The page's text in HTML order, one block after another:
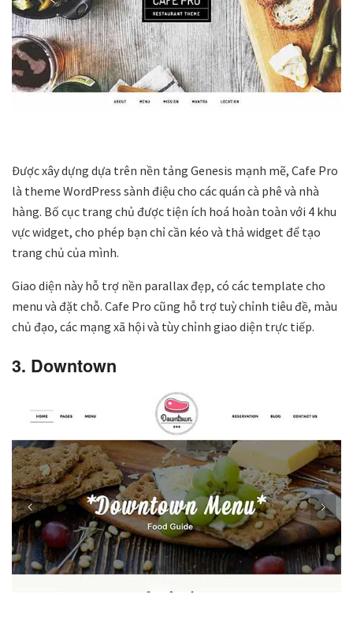
Được xây dựng dựa trên nền tảng Genesis mạnh mẽ, Cafe Pro
là theme WordPress sành điệu cho các quán cà phê và nhà
hàng. Bố cục trang chủ được tiện ích hoá hoàn toàn với 4 khu
vực widget, cho phép bạn chỉ cần kéo và thả widget để tạo
trang chủ của mình.
Giao diện này hỗ trợ nền parallax đẹp, có các template cho
menu và đặt chỗ. Cafe Pro cũng hỗ trợ tuỳ chỉnh tiêu đề, màu
chủ đạo, các mạng xã hội và tùy chỉnh giao diện trực tiếp.
3. Downtown